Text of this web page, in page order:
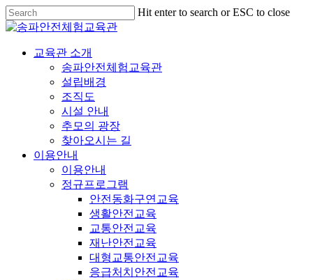
Hit enter to search or ESC to close
교육관 소개
송파안전체험교육관
설립배경
조직도
시설 안내
추모의 광장
찾아오시는 길
이용안내
이용안내
정규프로그램
안전동화구연교육
생활안전교육
교통안전교육
재난안전교육
대형교통안전교육
응급처치안전교육